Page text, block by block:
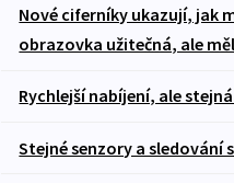
Nové ciferníky ukazují, jak
obrazovka užitečná, ale
Rychlejší nabíjení, ale
Stejné senzory a sledování